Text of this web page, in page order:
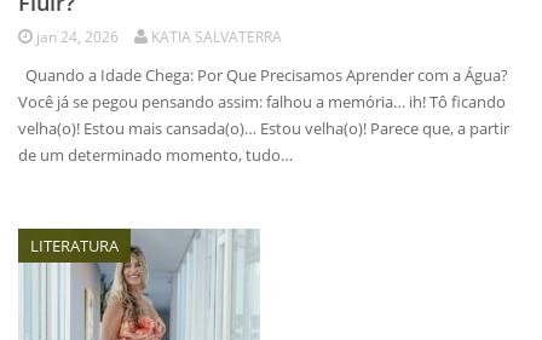
jan 24, 2026 KATIA SALVATERRA
Quando a Idade Chega: Por Que Precisamos Aprender com a Água?
Você já se pegou pensando assim: falhou a memória… ih! Tô ficando
velha(o)! Estou mais cansada(o)… Estou velha(o)! Parece que, a partir
de um determinado momento, tudo…
LITERATURA